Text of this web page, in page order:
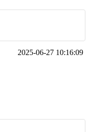
2025-06-27 10:16:09